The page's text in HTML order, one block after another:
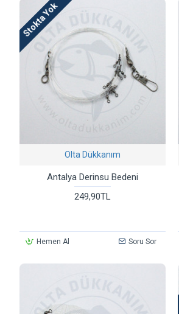
Stokta Yok
Olta Dükkanım
Antalya Derinsu Bedeni
249,90TL
Hemen Al Soru Sor